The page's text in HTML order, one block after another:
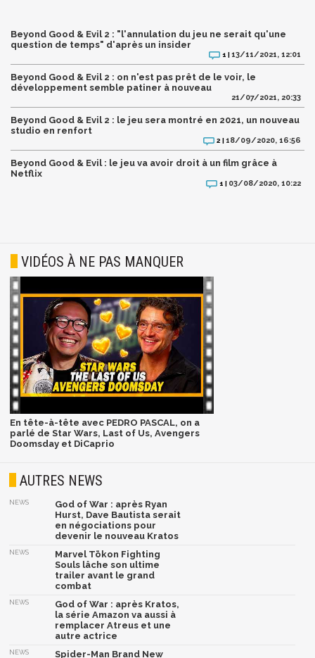
Beyond Good & Evil 2 : "l'annulation du jeu ne serait qu'une
question de temps" d'après un insider
1 |13/11/2021, 12:01
Beyond Good & Evil 2 : on n'est pas prêt de le voir, le
développement semble patiner à nouveau
21/07/2021, 20:33
Beyond Good & Evil 2 : le jeu sera montré en 2021, un nouveau
studio en renfort
2 |18/09/2020, 16:56
Beyond Good & Evil : le jeu va avoir droit à un film grâce à
Netflix
1 | 03/08/2020, 10:22
VIDÉOS À NE PAS MANQUER
En tête-à-tête avec PEDRO PASCAL, on a
parlé de Star Wars, Last of Us, Avengers
Doomsday et DiCaprio
AUTRES NEWS
NEWS
God of War : après Ryan
Hurst, Dave Bautista serait
en négociations pour
devenir le nouveau Kratos
NEWS
Marvel Tōkon Fighting
Souls lâche son ultime
trailer avant le grand
combat
NEWS
God of War : après Kratos,
la série Amazon va aussi à
remplacer Atreus et une
autre actrice
NEWS Spider-Man Brand New